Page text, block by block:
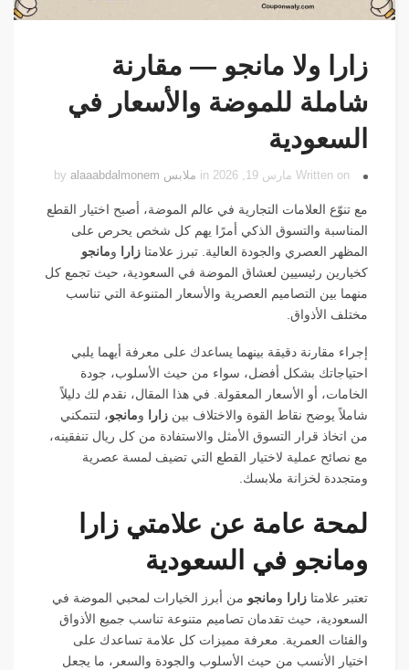
زارا ولا مانجو — مقارنة
شاملة للموضة والأسعار في
السعودية
Written on مارس 19, 2026 in ملابس alaaabdalmonem
مع تنوّع العلامات التجارية في عالم الموضة، أصبح اختيار القطع
المناسبة والتسوق الذكي أمرًا يهم كل شخص يحرص على
المظهر العصري والجودة العالية. تبرز علامتا زارا ومانجو
كخيارين رئيسيين لعشاق الموضة في السعودية، حيث تجمع كل
منهما بين التصاميم العصرية والأسعار المتنوعة التي تناسب
مختلف الأذواق.
إجراء مقارنة دقيقة بينهما يساعدك على معرفة أيهما يلبي
احتياجاتك بشكل أفضل، سواء من حيث الأسلوب، جودة
الخامات، أو الأسعار المعقولة. في هذا المقال، نقدم لك دليلاً
شاملاً يوضح نقاط القوة والاختلاف بين زارا ومانجو، لتتمكني
من اتخاذ قرار التسوق الأمثل والاستفادة من كل ريال تنفقينه،
مع نصائح عملية لاختيار القطع التي تضيف لمسة عصرية
ومتجددة لخزانة ملابسك.
لمحة عامة عن علامتي زارا
ومانجو في السعودية
تعتبر علامتا زارا ومانجو من أبرز الخيارات لمحبي الموضة في
السعودية، حيث تقدمان تصاميم متنوعة تناسب جميع الأذواق
والفئات العمرية. معرفة مميزات كل علامة تساعدك على
اختيار الأنسب من حيث الأسلوب والجودة والسعر، ما يجعل